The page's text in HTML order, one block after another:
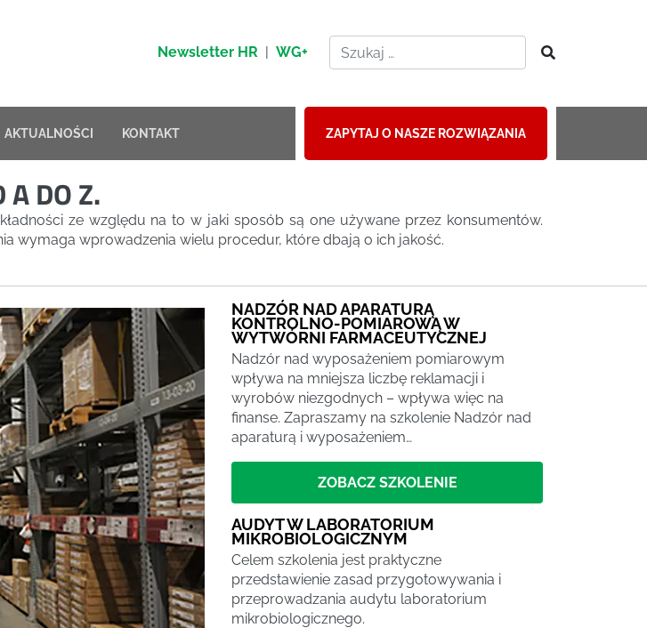
Newsletter HR | WG+
AKTUALNOŚCI KONTAKT ZAPYTAJ O NASZE ROZWIĄZANIA
A DO Z.
ze względu na to w jaki sposób są one używane przez konsumentów.
wymaga wprowadzenia wielu procedur, które dbają o ich jakość.
NADZÓR NAD APARATURĄ
KONTROLNO-POMIAROWĄ W
WYTWÓRNI FARMACEUTYCZNEJ
Nadzór nad wyposażeniem pomiarowym
wpływa na mniejsza liczbę reklamacji i
wyrobów niezgodnych – wpływa więc na
finanse. Zapraszamy na szkolenie Nadzór nad
aparaturą i wyposażeniem…
ZOBACZ SZKOLENIE
AUDYT W LABORATORIUM
MIKROBIOLOGICZNYM
Celem szkolenia jest praktyczne
przedstawienie zasad przygotowywania i
przeprowadzania audytu laboratorium
mikrobiologicznego.